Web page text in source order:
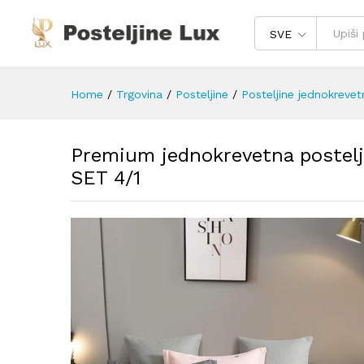
SVE
Home / Trgovina / Posteljine / Posteljine
Premium jednokrevetna
SET 4/1